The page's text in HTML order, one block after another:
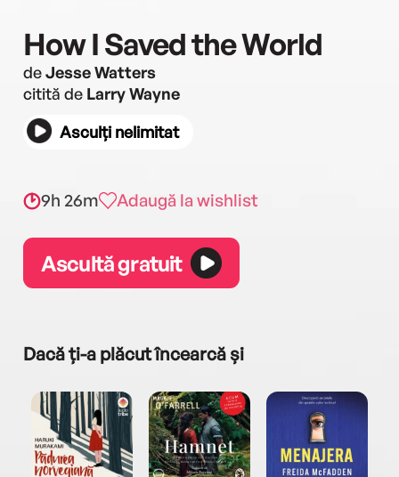
How I Saved the World
deJesse Watters
citită de Larry Wayne
Asculți nelimitat
9h 26m Adaugă la wishlist
Ascultă gratuit
Dacă ți-a plăcut încearcă și